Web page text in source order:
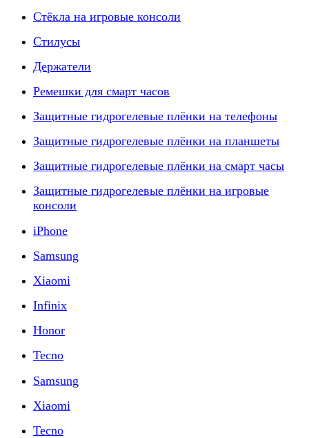
Стёкла на игровые консоли
Стилусы
Держатели
Ремешки для смарт часов
Защитные гидрогелевые плёнки на телефоны
Защитные гидрогелевые плёнки на планшеты
Защитные гидрогелевые плёнки на смарт часы
Защитные гидрогелевые плёнки на игровые
консоли
iPhone
Samsung
Xiaomi
Infinix
Honor
Tecno
Samsung
Xiaomi
Tecno